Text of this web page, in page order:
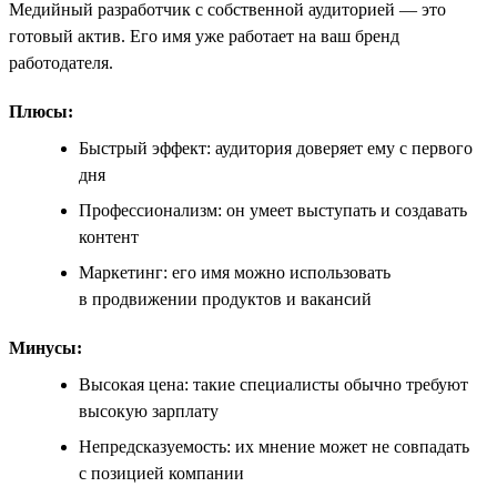
Медийный разработчик с собственной аудиторией — это
готовый актив. Его имя уже работает на ваш бренд
работодателя.
Плюсы:
Быстрый эффект: аудитория доверяет ему с первого
дня
Профессионализм: он умеет выступать и создавать
контент
Маркетинг: его имя можно использовать
в продвижении продуктов и вакансий
Минусы:
Высокая цена: такие специалисты обычно требуют
высокую зарплату
Непредсказуемость: их мнение может не совпадать
с позицией компании